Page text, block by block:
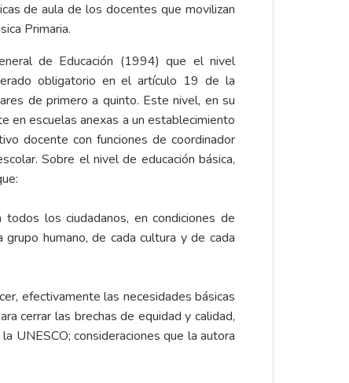
de aula de los docentes que movilizan
Primaria.
de Educación (1994) que el nivel
obligatorio en el artículo 19 de la
de primero a quinto. Este nivel, en su
en escuelas anexas a un establecimiento
docente con funciones de coordinador
Sobre el nivel de educación básica,
los ciudadanos, en condiciones de
humano, de cada cultura y de cada
efectivamente las necesidades básicas
cerrar las brechas de equidad y calidad,
UNESCO; consideraciones que la autora